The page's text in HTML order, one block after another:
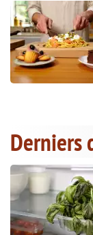
Derniers